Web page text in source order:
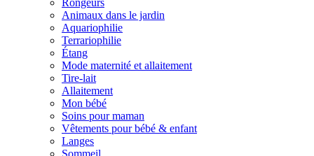
Rongeurs
Animaux dans le jardin
Aquariophilie
Terrariophilie
Étang
Mode maternité et allaitement
Tire-lait
Allaitement
Mon bébé
Soins pour maman
Vêtements pour bébé & enfant
Langes
Sommeil